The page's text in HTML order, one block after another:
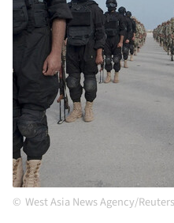
West Asia News Agency/Reuters